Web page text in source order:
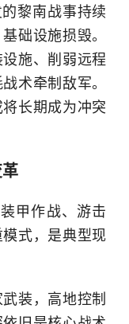
黎南战事持续
础设施损毁。
施、削弱远程
术牵制敌军。
长期成为冲突
甲作战、游击
式，是典型现
装，高地控制